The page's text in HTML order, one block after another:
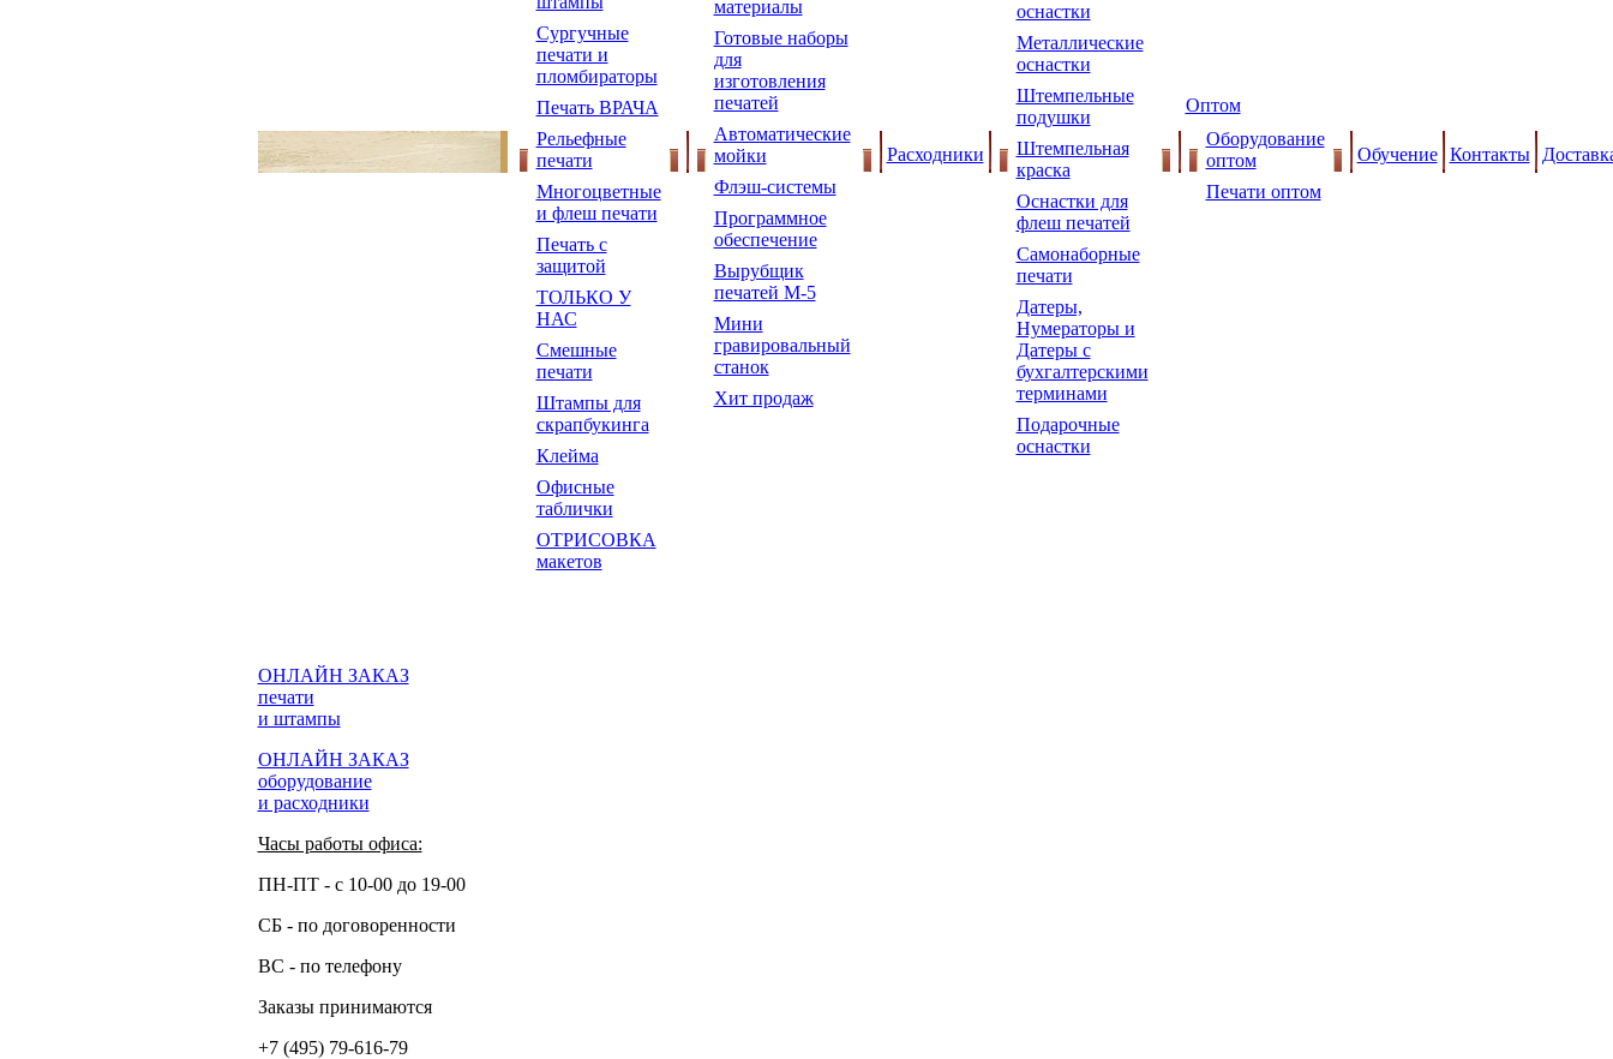
Сургучные
печати и
пломбираторы
Печать ВРАЧА
Рельефные
печати
Многоцветные
и флеш печати
Печать с
защитой
ТОЛЬКО У
НАС
Смешные
печати
Штампы для
скрапбукинга
Клейма
Офисные
таблички
ОТРИСОВКА
макетов
материалы
Готовые наборы
для
изготовления
печатей
Автоматические
мойки
Флэш-системы
Программное
обеспечение
Вырубщик
печатей М-5
Мини
гравировальный
станок
Хит продаж
Расходники
оснастки
Металлические
оснастки
Штемпельные
подушки
Штемпельная
краска
Оснастки для
флеш печатей
Самонаборные
печати
Датеры,
Нумераторы и
Датеры с
бухгалтерскими
терминами
Подарочные
оснастки
Оптом
Оборудование
оптом
Печати оптом
Обучение Контакты
ОНЛАЙН ЗАКАЗ
печати
и штампы
ОНЛАЙН ЗАКАЗ
оборудование
и расходники
Часы работы офиса:
ПН-ПТ - с 10-00 до 19-00
СБ - по договоренности
ВС - по телефону
Заказы принимаются
+7 (495) 79-616-79